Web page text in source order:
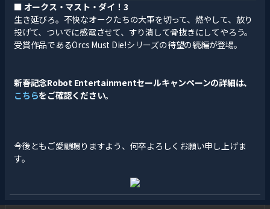
■ オークス・マスト・ダイ！3
生き延びろ。不快なオークたちの大軍を切って、燃やして、放り
投げて、ついでに感電させて、すり潰して骨抜きにしてやろう。
受賞作品であるOrcs Must Die!シリーズの待望の続編が登場。
新春記念Robot Entertainmentセールキャンペーンの詳細は、
こちらをご確認ください。
今後ともご愛顧賜りますよう、何卒よろしくお願い申し上げま
す。